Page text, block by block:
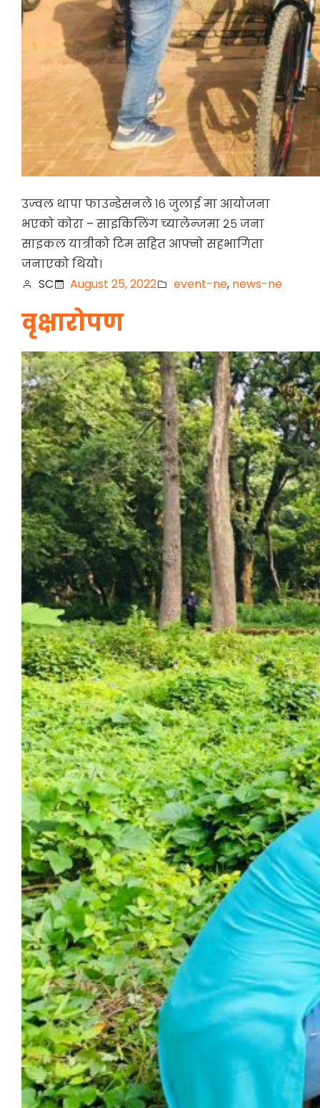
उज्वल थापा फाउन्डेसनले १६ जुलाई मा आयोजना
भएको कोरा – साइकिलिंग च्यालेन्जमा २५ जना
साइकल यात्रीको टिम सहित आफ्नो सहभागिता
जनाएको थियो।
SC
August 25, 2022 event-ne, news-ne
वृक्षारोपण